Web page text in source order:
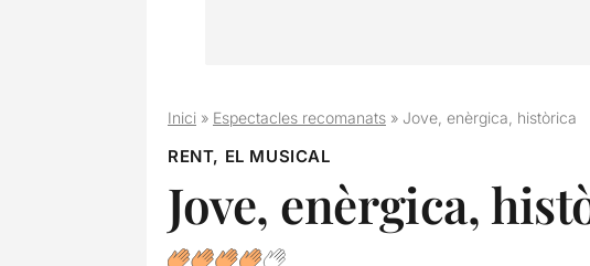
Inici» Espectacles recomanats» Jove, enèrgica, històrica
RENT, EL MUSICAL
Jove, enèrgica,